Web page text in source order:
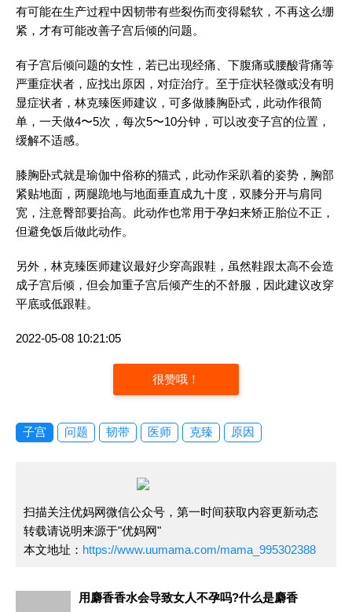
有可能在生产过程中因韧带有些裂伤而变得鬆软，不再这么绷
紧，才有可能改善子宫后倾的问题。
有子宫后倾问题的女性，若已出现经痛、下腹痛或腰酸背痛等
严重症状者，应找出原因，对症治疗。至于症状轻微或没有明
显症状者，林克臻医师建议，可多做膝胸卧式，此动作很简
单，一天做4〜5次，每次5〜10分钟，可以改变子宫的位置，
缓解不适感。
膝胸卧式就是瑜伽中俗称的猫式，此动作采趴着的姿势，胸部
紧贴地面，两腿跪地与地面垂直成九十度，双膝分开与肩同
宽，注意臀部要抬高。此动作也常用于孕妇来矫正胎位不正，
但避免饭后做此动作。
另外，林克臻医师建议最好少穿高跟鞋，虽然鞋跟太高不会造
成子宫后倾，但会加重子宫后倾产生的不舒服，因此建议改穿
平底或低跟鞋。
2022-05-08 10:21:05
很赞哦！
子宫 问题 韧带 医师 克臻 原因
扫描关注优妈网微信公众号，第一时间获取内容更新动态
转载请说明来源于"优妈网"
本文地址： https://www.uumama.com/mama_995302388
用麝香香水会导致女人不孕吗?什么是麝香